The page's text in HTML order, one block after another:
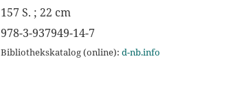
157 S. ; 22 cm
978-3-937949-14-7
Bibliothekskatalog (online): d-nb.info